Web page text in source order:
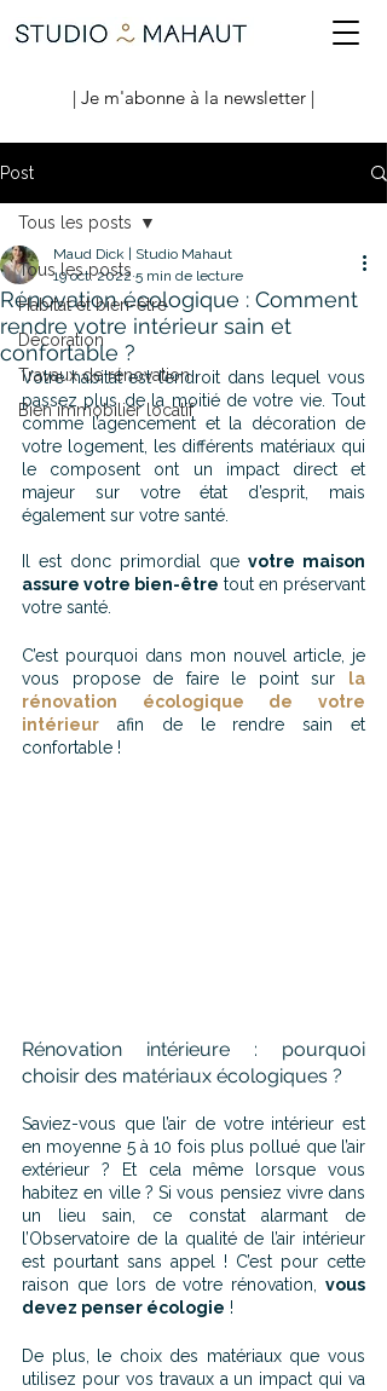
| Je m'abonne à la newsletter |
Post
Tous les posts
Habitat et bien-être
Décoration
Travaux de rénovation
Bien immobilier locatif
Tous les posts
Rénovation écologique : Comment
rendre votre intérieur sain et
confortable ?
Maud Dick | Studio Mahaut
19 oct. 2022 5 min de lecture
Votre habitat est l’endroit dans lequel vous
passez plus de la moitié de votre vie. Tout
comme l’agencement et la décoration de
votre logement, les différents matériaux qui
le composent ont un impact direct et
majeur sur votre état d’esprit, mais
également sur votre santé.
Il est donc primordial que votre maison
assure votre bien-être tout en préservant
votre santé.
C’est pourquoi dans mon nouvel article, je
vous propose de faire le point sur
la
rénovation écologique de votre
intérieur afin de le rendre sain et
confortable !
Rénovation intérieure : pourquoi
choisir des matériaux écologiques ?
Saviez-vous que l’air de votre intérieur est
en moyenne 5 à 10 fois plus pollué que l’air
extérieur ? Et cela même lorsque vous
habitez en ville ? Si vous pensiez vivre dans
un lieu sain, ce constat alarmant de
l’Observatoire de la qualité de l’air intérieur
est pourtant sans appel ! C’est pour cette
raison que lors de votre rénovation, vous
devez penser écologie !
De plus, le choix des matériaux que vous
utilisez pour vos travaux a un impact qui va